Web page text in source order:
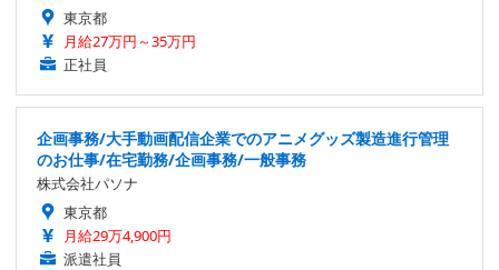
東京都
月給27万円～35万円
正社員
企画事務/大手動画配信企業でのアニメグッズ製造進行管理
のお仕事/在宅勤務/企画事務/一般事務
株式会社パソナ
東京都
月給29万4,900円
派遣社員